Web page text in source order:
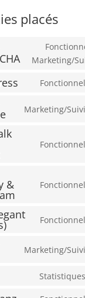
placés
Marketing/
Fonctionnel
Marketing/Suivi
Fonctionnel
& Fonctionnel
Fonctionnel
Marketing/Suivi
Statistiques